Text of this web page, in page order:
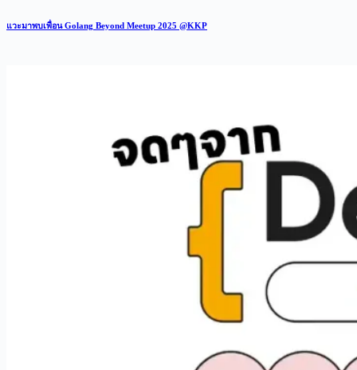
แวะมาพบเพื่อน Golang Beyond Meetup 2025 @KKP